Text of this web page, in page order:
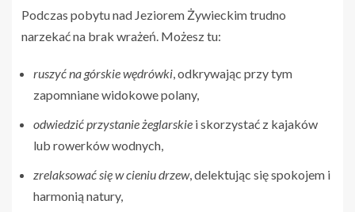
Podczas pobytu nad Jeziorem Żywieckim trudno
narzekać na brak wrażeń. Możesz tu:
ruszyć na górskie wędrówki , odkrywając przy tym
zapomniane widokowe polany,
odwiedzić przystanie żeglarskie i skorzystać z kajaków
lub rowerków wodnych,
zrelaksować się w cieniu drzew, delektując się spokojem i
harmonią natury,